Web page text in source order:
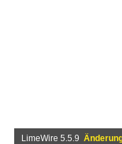
LimeWire 5.5.9